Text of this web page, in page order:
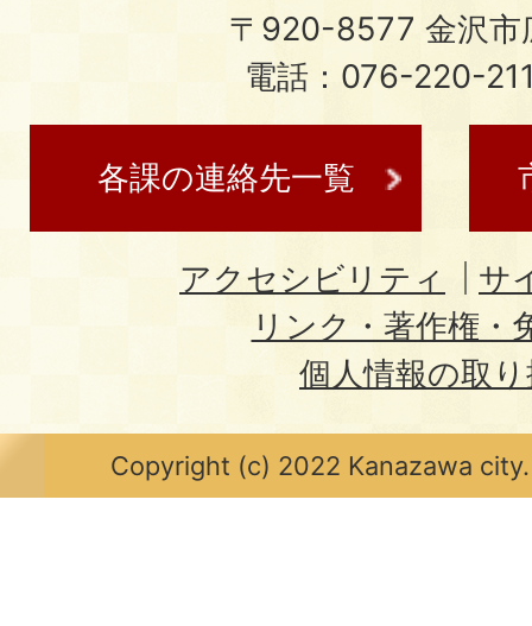
〒920-8577 金沢市
電話：076-220-
各課の連絡先一覧
アクセシビリティ
サ
リンク・著作権・
個人情報の取
Copyright (c) 2022 Kanazawa